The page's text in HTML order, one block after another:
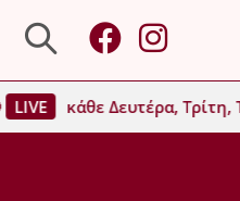
Toggle
website
LIVE κάθε Δευτέρα,